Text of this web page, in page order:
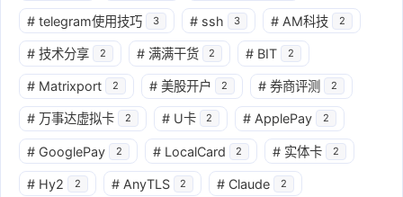
# telegram使用技巧 3 # ssh 3 # AM科技 2
# 技术分享 2 # 满满干货 2 # BIT 2
# Matrixport 2 # 美股开户 2 # 券商评测 2
# 万事达虚拟卡 2 # U卡 2 # ApplePay 2
# GooglePay 2 # LocalCard 2 # 实体卡 2
# Hy2 2 # AnyTLS 2 # Claude 2